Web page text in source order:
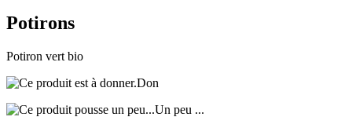
Potirons
Potiron vert bio
Don
Un peu ...